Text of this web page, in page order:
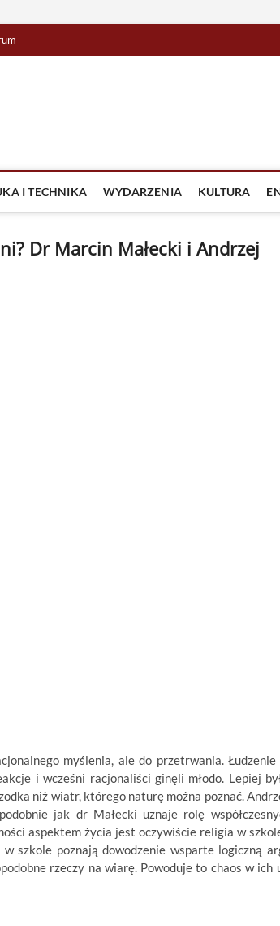
I TECHNIKA WYDARZENIA KULTURA
Dr Marcin Małecki i Andrzej
myślenia, ale do przetrwania. Łudzenie
i wcześni racjonaliści ginęli młodo. Lepiej
niż wiatr, którego naturę można poznać.
jak dr Małecki uznaje rolę
aspektem życia jest oczywiście religia w
szkole poznają dowodzenie wsparte logiczną
rzeczy na wiarę. Powoduje to chaos w ich